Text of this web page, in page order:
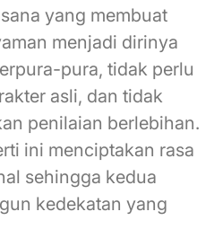
yang membuat
menjadi dirinya
pura, tidak perlu
asli, dan tidak
penilaian berlebihan.
ini menciptakan rasa
sehingga kedua
kedekatan yang